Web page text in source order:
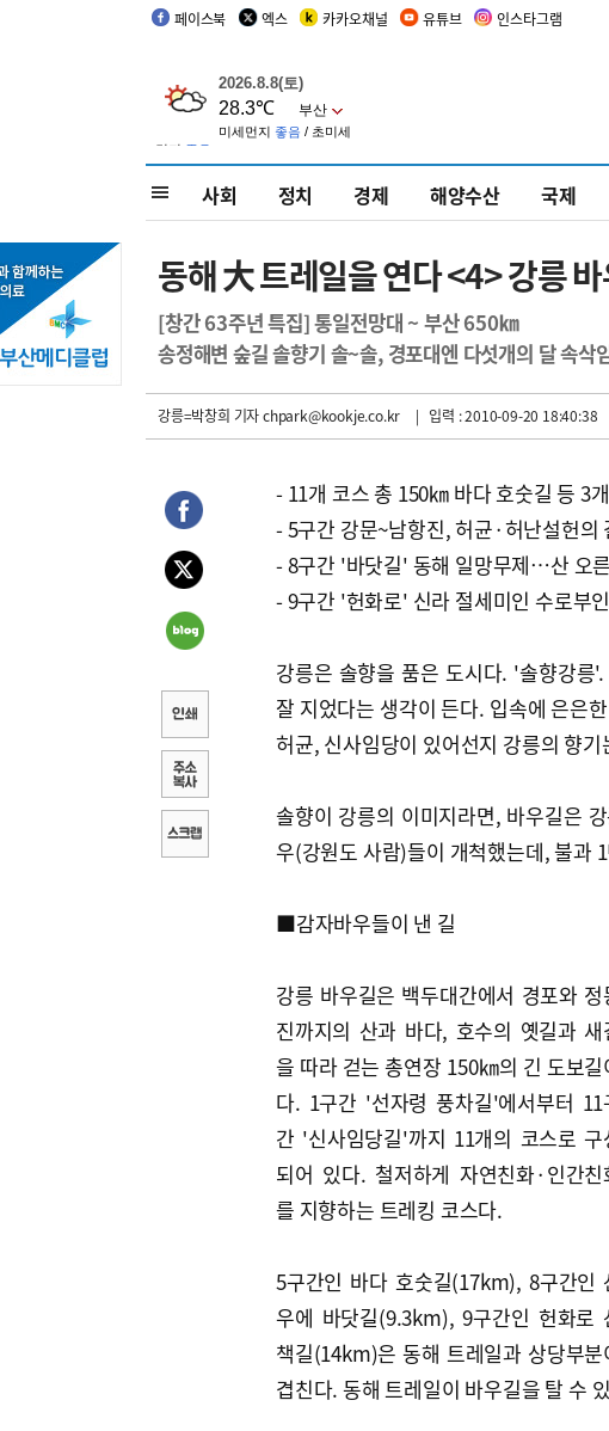
페이스북 엑스 카카오채널 유튜브 인스타그램
사회 정치 경제 해양수산 국제
동해 大 트레일을 연다 <4> 강릉
[창간 63주년 특집] 통일전망대 ~ 부산 650㎞
송정해변 숲길 솔향기 솔~솔, 경포대엔 다섯개의 달 속삭
강릉=박창희 기자chpark@kookje.co.kr | 입력 : 2010-09-20 18:40:38
- 11개 코스 총 150㎞ 바다 호숫길 등 3
- 5구간 강문~남항진, 허균·허난설헌
- 8구간 '바닷길' 동해 일망무제…산 오
- 9구간 '헌화로' 신라 절세미인 수로부
강릉은 솔향을 품은 도시다. '솔향강릉
잘 지었다는 생각이 든다. 입속에 은은
허균, 신사임당이 있어선지 강릉의 향기
솔향이 강릉의 이미지라면, 바우길은
우(강원도 사람)들이 개척했는데, 불과
■감자바우들이 낸 길
강릉 바우길은 백두대간에서 경포와 정
진까지의 산과 바다, 호수의 옛길과 새
을 따라 걷는 총연장 150㎞의 긴 도보길
다. 1구간 '선자령 풍차길'에서부터 11
간 '신사임당길'까지 11개의 코스로 구
되어 있다. 철저하게 자연친화·인간친
를 지향하는 트레킹 코스다.
5구간인 바다 호숫길(17km), 8구간인
우에 바닷길(9.3km), 9구간인 헌화로
책길(14km)은 동해 트레일과 상당부분
겹친다. 동해 트레일이 바우길을 탈 수